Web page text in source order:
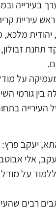
בעירייה
עיריית
יהודית מלכא,
על
בין גורמי
יעקב
אלי
על מודל
רבים